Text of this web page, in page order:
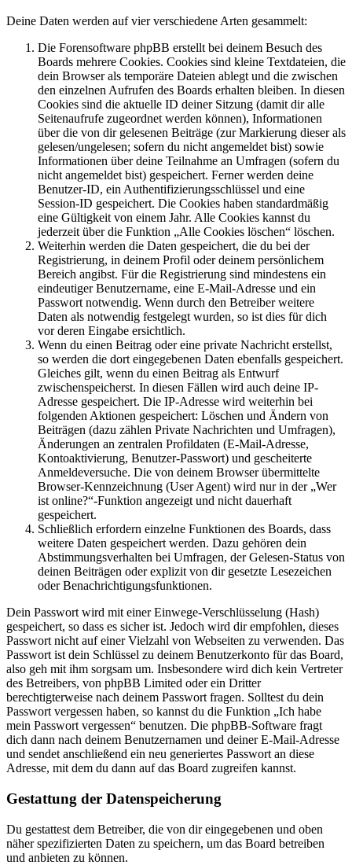
Deine Daten werden auf vier verschiedene Arten gesammelt:
Die Forensoftware phpBB erstellt bei deinem Besuch des
Boards mehrere Cookies. Cookies sind kleine Textdateien, die
dein Browser als temporäre Dateien ablegt und die zwischen
den einzelnen Aufrufen des Boards erhalten bleiben. In diesen
Cookies sind die aktuelle ID deiner Sitzung (damit dir alle
Seitenaufrufe zugeordnet werden können), Informationen
über die von dir gelesenen Beiträge (zur Markierung dieser als
gelesen/ungelesen; sofern du nicht angemeldet bist) sowie
Informationen über deine Teilnahme an Umfragen (sofern du
nicht angemeldet bist) gespeichert. Ferner werden deine
Benutzer-ID, ein Authentifizierungsschlüssel und eine
Session-ID gespeichert. Die Cookies haben standardmäßig
eine Gültigkeit von einem Jahr. Alle Cookies kannst du
jederzeit über die Funktion „Alle Cookies löschen“ löschen.
Weiterhin werden die Daten gespeichert, die du bei der
Registrierung, in deinem Profil oder deinem persönlichem
Bereich angibst. Für die Registrierung sind mindestens ein
eindeutiger Benutzername, eine E-Mail-Adresse und ein
Passwort notwendig. Wenn durch den Betreiber weitere
Daten als notwendig festgelegt wurden, so ist dies für dich
vor deren Eingabe ersichtlich.
Wenn du einen Beitrag oder eine private Nachricht erstellst,
so werden die dort eingegebenen Daten ebenfalls gespeichert.
Gleiches gilt, wenn du einen Beitrag als Entwurf
zwischenspeicherst. In diesen Fällen wird auch deine IP-
Adresse gespeichert. Die IP-Adresse wird weiterhin bei
folgenden Aktionen gespeichert: Löschen und Ändern von
Beiträgen (dazu zählen Private Nachrichten und Umfragen),
Änderungen an zentralen Profildaten (E-Mail-Adresse,
Kontoaktivierung, Benutzer-Passwort) und gescheiterte
Anmeldeversuche. Die von deinem Browser übermittelte
Browser-Kennzeichnung (User Agent) wird nur in der „Wer
ist online?“-Funktion angezeigt und nicht dauerhaft
gespeichert.
Schließlich erfordern einzelne Funktionen des Boards, dass
weitere Daten gespeichert werden. Dazu gehören dein
Abstimmungsverhalten bei Umfragen, der Gelesen-Status von
deinen Beiträgen oder explizit von dir gesetzte Lesezeichen
oder Benachrichtigungsfunktionen.
Dein Passwort wird mit einer Einwege-Verschlüsselung (Hash)
gespeichert, so dass es sicher ist. Jedoch wird dir empfohlen, dieses
Passwort nicht auf einer Vielzahl von Webseiten zu verwenden. Das
Passwort ist dein Schlüssel zu deinem Benutzerkonto für das Board,
also geh mit ihm sorgsam um. Insbesondere wird dich kein Vertreter
des Betreibers, von phpBB Limited oder ein Dritter
berechtigterweise nach deinem Passwort fragen. Solltest du dein
Passwort vergessen haben, so kannst du die Funktion „Ich habe
mein Passwort vergessen“ benutzen. Die phpBB-Software fragt
dich dann nach deinem Benutzernamen und deiner E-Mail-Adresse
und sendet anschließend ein neu generiertes Passwort an diese
Adresse, mit dem du dann auf das Board zugreifen kannst.
Gestattung der Datenspeicherung
Du gestattest dem Betreiber, die von dir eingegebenen und oben
näher spezifizierten Daten zu speichern, um das Board betreiben
und anbieten zu können.